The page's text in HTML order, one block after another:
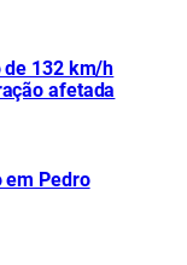
de 132 km/h
afetada
em Pedro